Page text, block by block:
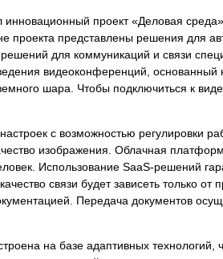
проект «Деловая
проекта представлены решения для
решений для коммуникаций и связи
видеоконференций,
шара. Чтобы подключиться к
с возможностью регулировки
изображения. Облачная
Использование SaaS-решений
связи будет зависеть только
Передача документов
на базе адаптивных технологий,